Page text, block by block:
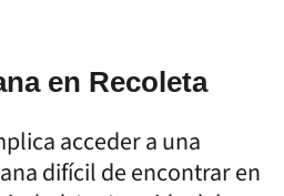
en Recoleta
acceder a una
difícil de encontrar en